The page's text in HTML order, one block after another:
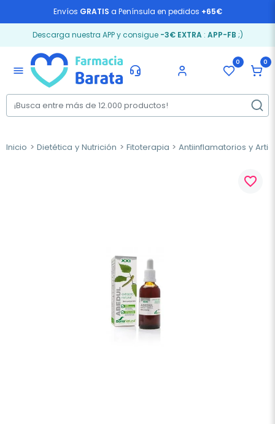
Envíos GRATIS a Península en pedidos +65€
Descarga nuestra APP y consigue -3€ EXTRA: APP-FB ;)
menu
0 0
Inicio Dietética y Nutrición Fitoterapia Antiinflamatorios y
favorite_border